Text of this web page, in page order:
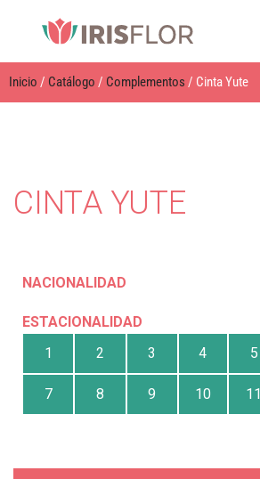
Inicio / Catálogo / Complementos / Cinta Yute
CINTA YUTE
NACIONALIDAD
ESTACIONALIDAD
1
2 3 4 5
7 8 9 10 11